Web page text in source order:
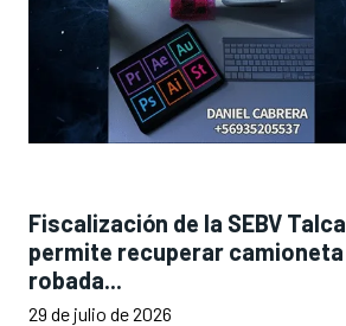
Fiscalización de la SEBV Talca
permite recuperar camioneta
robada...
29 de julio de 2026